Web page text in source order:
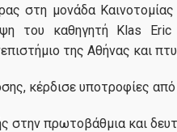
στη μονάδα
του καθηγητή Klas Eric
της Αθήνας και
κέρδισε υποτροφίες
πρωτοβάθμια και